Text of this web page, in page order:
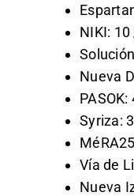
NIKI:
Nueva
Syriza:
Vía de
Nueva